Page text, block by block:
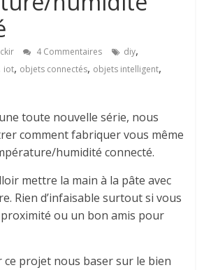
4 Commentaires diy,
iot, objets connectés, objets intelligent,
toute nouvelle série, nous
comment fabriquer vous même
humidité connecté.
mettre la main à la pâte avec
Rien d’infaisable surtout si vous
proximité ou un bon amis pour
projet nous baser sur le bien